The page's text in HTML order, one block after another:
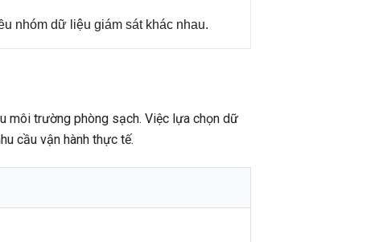
nhóm dữ liệu giám sát khác nhau.
môi trường phòng sạch. Việc lựa chọn dữ
cầu vận hành thực tế.